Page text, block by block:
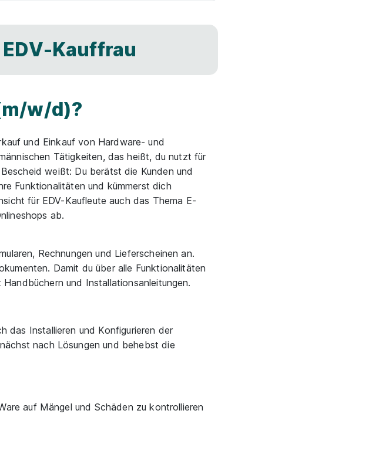
Kauffrau
w/d)?
und Einkauf von Hardware- und
Tätigkeiten, das heißt, du nutzt für
weißt: Du berätst die Kunden und
Funktionalitäten und kümmerst dich
für EDV-Kaufleute auch das Thema E-
ab.
Rechnungen und Lieferscheinen an.
Damit du über alle Funktionalitäten
und Installationsanleitungen.
das Installieren und Konfigurieren der
nach Lösungen und behebst die
auf Mängel und Schäden zu kontrollieren